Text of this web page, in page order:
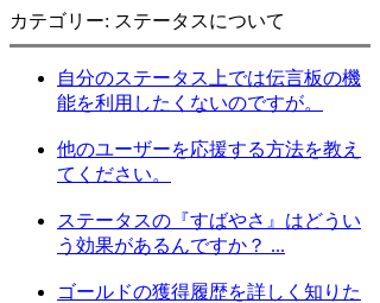
カテゴリー: ステータスについて
自分のステータス上では伝言板の機
能を利用したくないのですが。
他のユーザーを応援する方法を教え
てください。
ステータスの『すばやさ』はどうい
う効果があるんですか？ ...
ゴールドの獲得履歴を詳しく知りた